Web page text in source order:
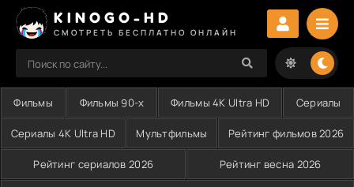
KINOGO-HD
СМОТРЕТЬ БЕСПЛАТНО ОНЛАЙН
Фильмы Фильмы 90-х Фильмы 4K Ultra HD Сериалы
Сериалы 4K Ultra HD Мультфильмы Рейтинг фильмов 2026
Рейтинг сериалов 2026 Рейтинг весна 2026